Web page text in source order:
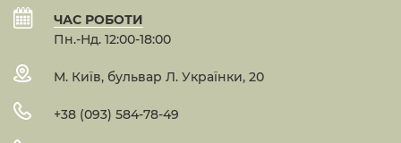
ЧАС РОБОТИ
Пн.-Нд. 12:00-18:00
М. Київ, бульвар Л. Українки, 20
+38 (093) 584-78-49